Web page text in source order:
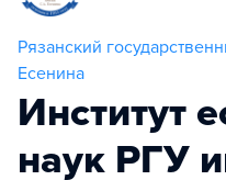
Рязанский
Есенина
Институт
наук РГУ